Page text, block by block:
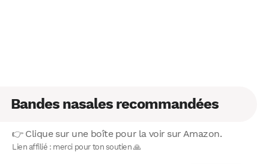
Bandes nasales recommandées
👉 Clique sur une boîte pour la voir sur Amazon.
Lien affilié : merci pour ton soutien 🙏